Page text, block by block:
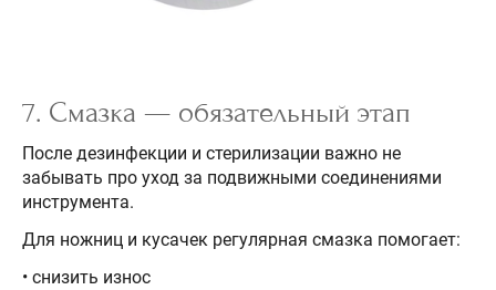
7. Смазка — обязательный этап
После дезинфекции и стерилизации важно не
забывать про уход за подвижными соединениями
инструмента.
Для ножниц и кусачек регулярная смазка помогает:
• снизить износ